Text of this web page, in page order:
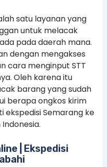
satu layanan yang
untuk melacak
pada daerah mana.
dengan mengakses
cara menginput STT
Oleh karena itu
barang yang sudah
berapa ongkos kirim
Semarang ke
| Ekspedisi